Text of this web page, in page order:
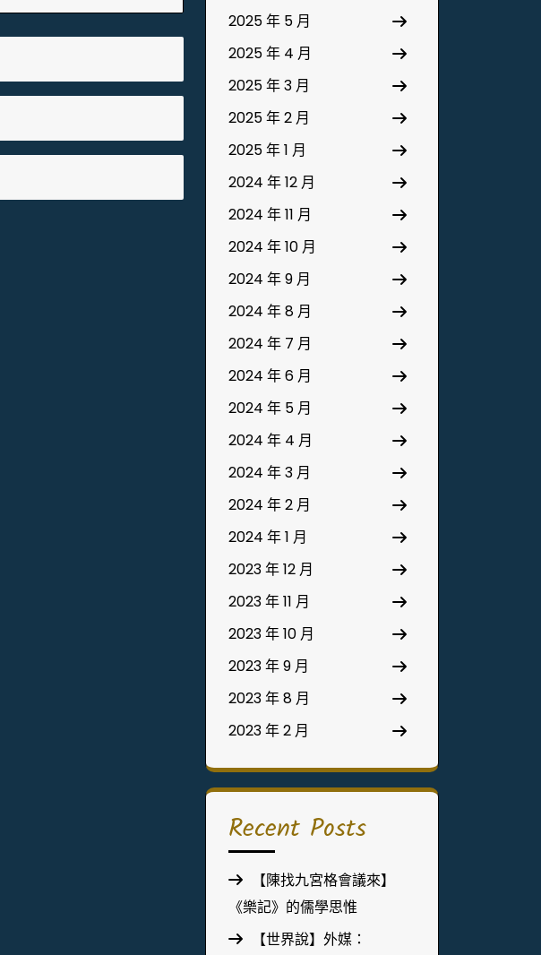
2025 年 5 月
2025 年 4 月
2025 年 3 月
2025 年 2 月
2025 年 1 月
2024 年 12 月
2024 年 11 月
2024 年 10 月
2024 年 9 月
2024 年 8 月
2024 年 7 月
2024 年 6 月
2024 年 5 月
2024 年 4 月
2024 年 3 月
2024 年 2 月
2024 年 1 月
2023 年 12 月
2023 年 11 月
2023 年 10 月
2023 年 9 月
2023 年 8 月
2023 年 2 月
Recent Posts
【陳找九宮格會議來】
《樂記》的儒學思惟
【世界說】外媒：